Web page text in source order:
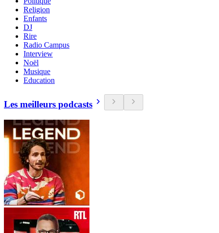
Religion
Enfants
DJ
Rire
Radio Campus
Interview
Noël
Musique
Education
Les meilleurs podcasts